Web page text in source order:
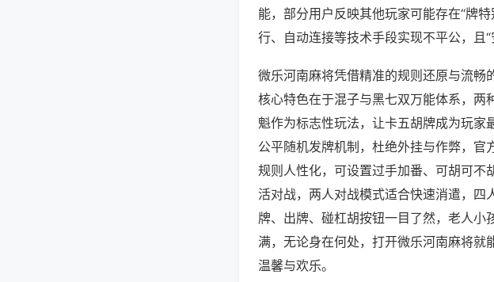
能，部分用户反映其他玩家可能存在“牌
行、自动连接等技术手段实现不平公，且“
微乐河南麻将凭借精准的规则还原与流
核心特色在于混子与黑七双万能体系，两
魁作为标志性玩法，让卡五胡牌成为玩
公平随机发牌机制，杜绝外挂与作弊，
规则人性化，可设置过手加番、可胡可
活对战，两人对战模式适合快速消遣，
牌、出牌、碰杠胡按钮一目了然，老人
满，无论身在何处，打开微乐河南麻将
温馨与欢乐。